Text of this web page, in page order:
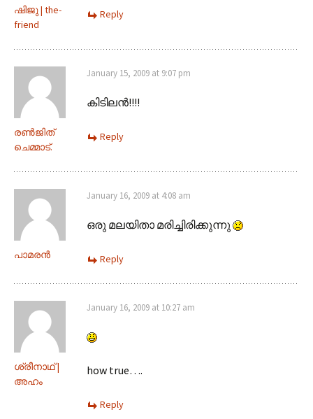
ഷിജു | the-
friend
Reply
രണ്‍ജിത്
ചെമ്മാട്.
January 15, 2009 at 9:07 pm
കിടിലന്‍!!!!
Reply
പാമരന്‍
January 16, 2009 at 4:08 am
ഒരു മലയിതാ മരിച്ചിരിക്കുന്നു
Reply
ശ്രീനാഥ്‌ |
അഹം
January 16, 2009 at 10:27 am
how true….
Reply